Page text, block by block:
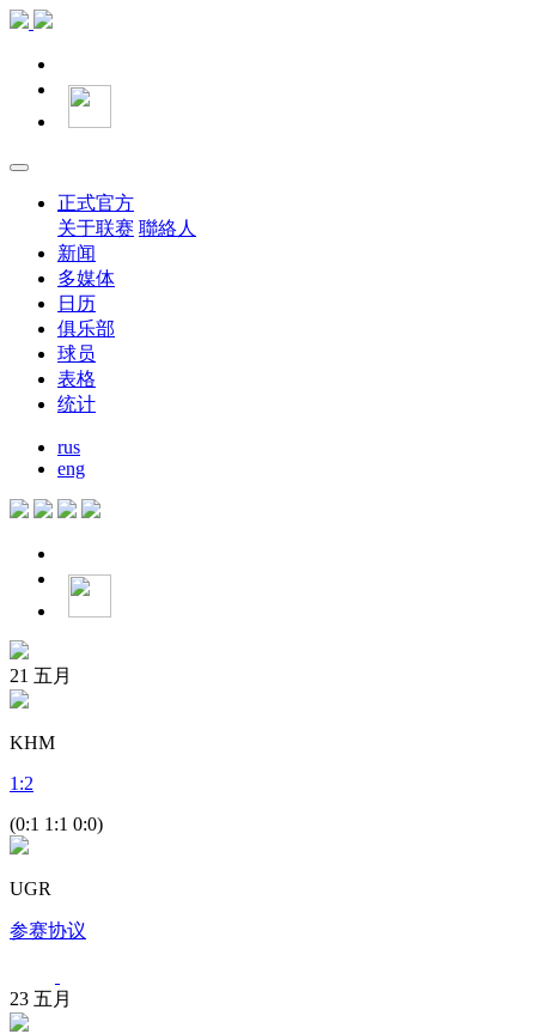
正式官方
关于联赛 聯絡人
新闻
多媒体
日历
俱乐部
球员
表格
统计
rus
eng
21 五月
KHM
1 :2
(0:1 1:1 0:0)
UGR
参赛协议
23 五月